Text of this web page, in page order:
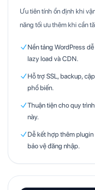
Ưu tiên tính ổn định khi
năng tối ưu thêm khi cần
Nền tảng WordPress
lazy load và CDN.
Hỗ trợ SSL, backup,
phổ biến.
Thuận tiện cho quy
này.
Dễ kết hợp thêm
bảo vệ đăng nhập.